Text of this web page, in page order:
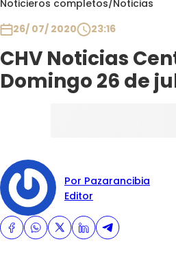
Noticieros completos/Noticias
26/ 07/ 2020
23:16
CHV Noticias
Domingo 26 de
Por Pazarancibia
Editor
Club De La Comedia
Contigo en Directo
Plan Perfecto
El Tiempo
Sabingo